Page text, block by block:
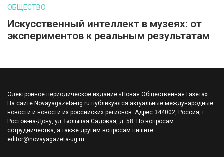
ОБЩЕСТВО
Искусственный интеллект в музеях: от
экспериментов к реальным результатам
Электронное периодическое издание «Новая Общественная Газета».
На сайте Novayagazeta-ug.ru публикуются актуальные международные
новости и новости из российских регионов. Адрес:344002, Россия, г.
Ростов-на-Дону, ул. Большая Садовая, д. 58. По вопросам
сотрудничества, а также другим вопросам пишите:
editor@novayagazeta-ug.ru